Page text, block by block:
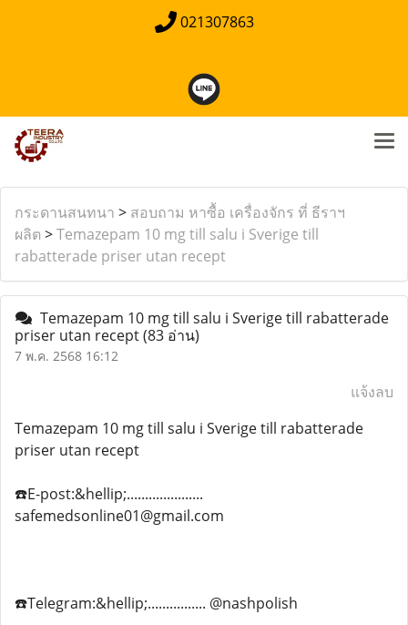
021307863
กระดานสนทนา > สอบถาม หาซื้อ เครื่องจักร ที่ ธีราฯ
ผลิต >Temazepam 10 mg till salu i Sverige till
rabatterade priser utan recept
Temazepam 10 mg till salu i Sverige till rabatterade
priser utan recept(83 อ่าน)
7 พ.ค. 2568 16:12
แจ้งลบ
Temazepam 10 mg till salu i Sverige till rabatterade
priser utan recept
☎️E-post:&hellip;.....................
safemedsonline01@gmail.com
☎️Telegram:&hellip;................ @nashpolish